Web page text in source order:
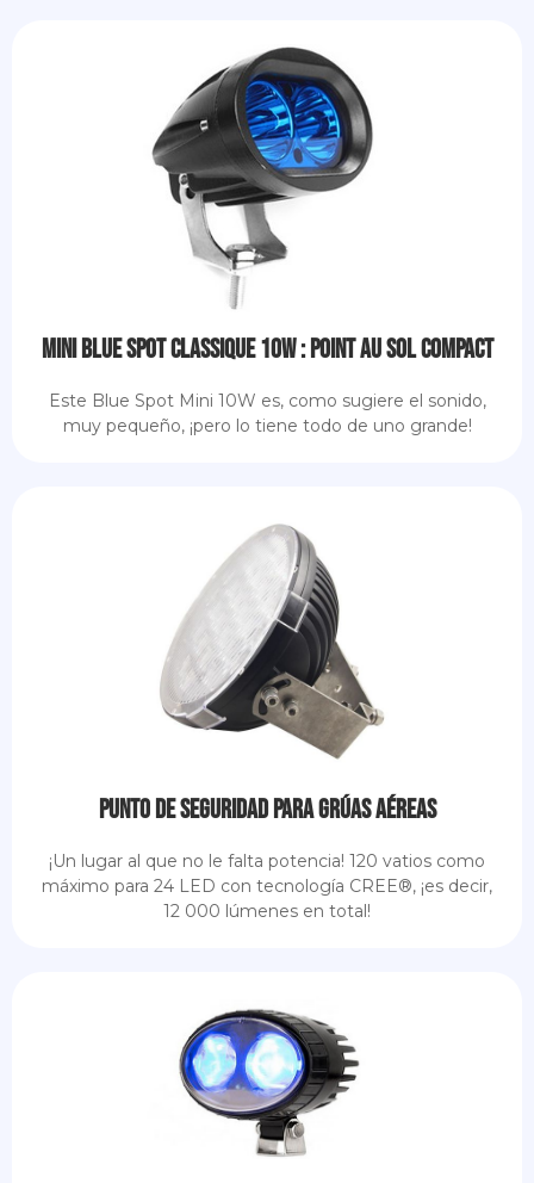
Mini Blue Spot Classique 10W : point au sol compact
Este Blue Spot Mini 10W es, como sugiere el sonido,
muy pequeño, ¡pero lo tiene todo de uno grande!
Punto de seguridad para grúas aéreas
¡Un lugar al que no le falta potencia! 120 vatios como
máximo para 24 LED con tecnología CREE®, ¡es decir,
12 000 lúmenes en total!